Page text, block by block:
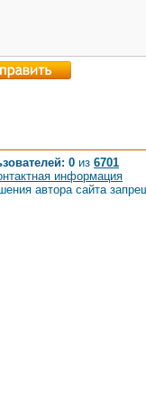
0 из 6701
информация
автора сайта